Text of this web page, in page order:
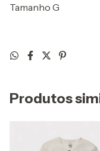
Tamanho G
Produtos